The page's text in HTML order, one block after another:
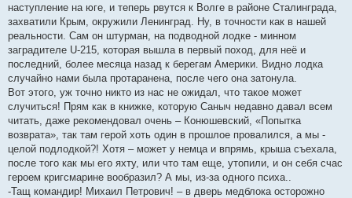
наступление на юге, и теперь рвутся к Волге в районе Сталинграда,
захватили Крым, окружили Ленинград. Ну, в точности как в нашей
реальности. Сам он штурман, на подводной лодке - минном
заградителе U-215, которая вышла в первый поход, для неё и
последний, более месяца назад к берегам Америки. Видно лодка
случайно нами была протаранена, после чего она затонула.
Вот этого, уж точно никто из нас не ожидал, что такое может
случиться! Прям как в книжке, которую Саныч недавно давал всем
читать, даже рекомендовал очень – Конюшевский, «Попытка
возврата», так там герой хоть один в прошлое провалился, а мы -
целой подлодкой?! Хотя – может у немца и впрямь, крыша съехала,
после того как мы его яхту, или что там еще, утопили, и он себя счас
героем кригсмарине вообразил? А мы, из-за одного психа..
-Тащ командир! Михаил Петрович! – в дверь медблока осторожно